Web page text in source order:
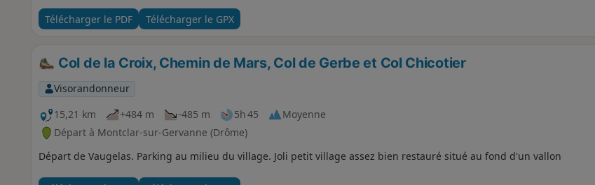
courte. La boucle permet d'atténuer la difficulté de l'ascension. Le choix est fait de partir de l'Église
Notre-Dame, dans le bas du village, pour découvrir ce patrimoine roman bien rénové.
Télécharger le PDF Télécharger le GPX
Col de la Croix, Chemin de Mars, Col de Gerbe et Col Chicotier
Visorandonneur
15,21 km
+484 m -485 m 5h 45
Moyenne
Départ à Montclar-sur-Gervanne (Drôme)
Départ de Vaugelas. Parking au milieu du village. Joli petit village assez bien restauré situé au fond d'un vallon